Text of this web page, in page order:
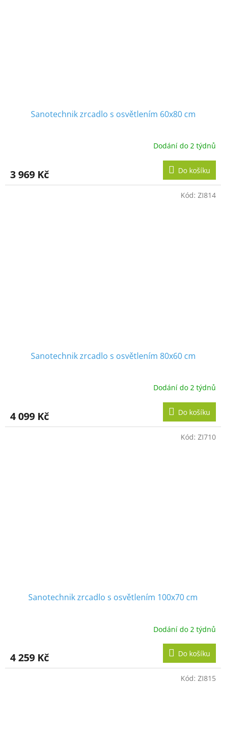
Sanotechnik zrcadlo s osvětlením 60x80 cm
Dodání do 2 týdnů
3 969 Kč Do košíku
Sanotechnik zrcadlo s osvětlením 80x60 cm
Dodání do 2 týdnů
4 099 Kč Do košíku
Kód: ZI814
Sanotechnik zrcadlo s osvětlením 100x70 cm
Dodání do 2 týdnů
4 259 Kč Do košíku
Kód: ZI710
Kód: ZI815